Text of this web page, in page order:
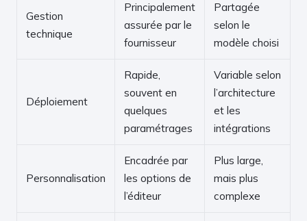
Gestion
technique
Principalement
assurée par le
fournisseur
Partagée
selon le
modèle choisi
Déploiement
Rapide,
souvent en
quelques
paramétrages
Variable selon
l’architecture
et les
intégrations
Personnalisation
Encadrée par
les options de
l’éditeur
Plus large,
mais plus
complexe